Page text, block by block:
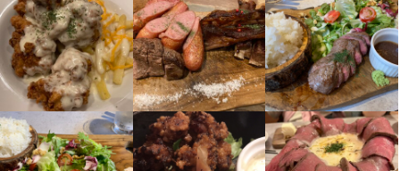
・毎日が同じ繰り返し
・評価してもらえない
・給料が上がらない
・将来が不安　etc…
上記に、１つでも当てはまってませんでしたか？当社は、飲食店
が抱える問題に本気で向き合っていきます！頑張って頂きたいか
らこそ、長く・太く働ける環境をご用意しています！
・毎日が同じ繰り返し
・評価してもらえない
・給料が上がらない
・将来が不安　etc…
上記に、１つでも当てはまってませんでしたか？当社は、飲食店
が抱える問題に本気で向き合っていきます！頑張って頂きたいか
らこそ、長く・太く働ける環境をご用意しています！
身に付くスキル
包丁さばき ピザ生地づくり・窯焼き 盛り付け技術
カクテル技法
高級食材の知識
ワインの知識 焼酎の知識
ウイスキーの知識
リキュール・スピリッツの知識
肉の知識 野菜の知識
チーズの知識
洋菓子の知識
食器の知識 サービスマナー 出店開業ノウハウ
店舗運営
メニュー開発
仕入れ・食材の目利き
なでサポートし合いながらお店の運営をしています★
＼＼超柔軟シフト♪自分の時間もしっかり確保／／
希望シフト提出で働きやすさ抜群！昼間だけの勤務、夕方・遅め
出勤などもお気軽にご相談ください。土日のみ働きたいWワーク
の希望の方も大歓迎です★
ランチタイムだけでも働けるので、子育て中の主婦(夫)さんも朝や
夕方に家事と両立できます♪また、子供が急に熱を出したときなど
なでサポートし合いながらお店の運営をしています★
＼＼超柔軟シフト♪自分の時間もしっかり確保／／
希望シフト提出で働きやすさ抜群！昼間だけの勤務、夕方・遅め
出勤などもお気軽にご相談ください。土日のみ働きたいWワーク
の希望の方も大歓迎です★
ランチタイムだけでも働けるので、子育て中の主婦(夫)さんも朝や
夕方に家事と両立できます♪また、子供が急に熱を出したときなど
身に付くスキル
包丁さばき ピザ生地づくり・窯焼き 盛り付け技術
カクテル技法
高級食材の知識
ワインの知識 焼酎の知識
ウイスキーの知識
リキュール・スピリッツの知識
肉の知識 野菜の知識
チーズの知識
洋菓子の知識
食器の知識 サービスマナー 出店開業ノウハウ
店舗運営
メニュー開発
仕入れ・食材の目利き